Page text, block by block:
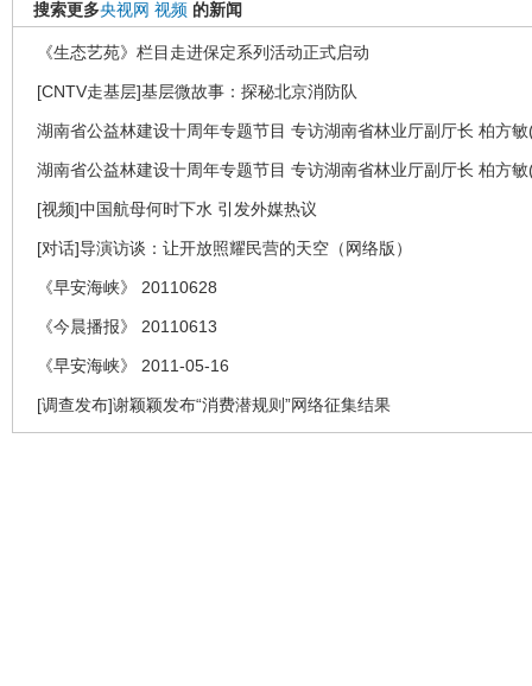
搜索更多央视网 视频 的新闻
《生态艺苑》栏目走进保定系列活动正式启动
[CNTV走基层]基层微故事：探秘北京消防队
湖南省公益林建设十周年专题节目 专访湖南省林业厅副厅长 柏方
湖南省公益林建设十周年专题节目 专访湖南省林业厅副厅长 柏方
[视频]中国航母何时下水 引发外媒热议
[对话]导演访谈：让开放照耀民营的天空（网络版）
《早安海峡》 20110628
《今晨播报》 20110613
《早安海峡》 2011-05-16
[调查发布]谢颖颖发布“消费潜规则”网络征集结果